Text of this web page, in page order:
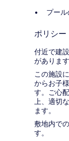
プー
ポリシー
付近で建
があります
この施設
からお子
す。ご心
上、適切
ます。
敷地内で
す。